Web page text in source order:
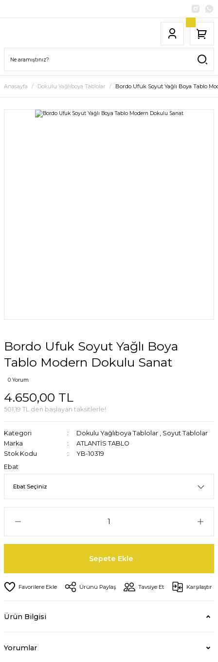
Anasayfa Dokulu Yağlıboya Tablolar Bordo Ufuk Soyut Yağlı Boya Tablo
Bordo Ufuk Soyut Yağlı Boya
Tablo Modern Dokulu Sanat
0 Yorum
4.650,00 TL
501,19 TL den başlayan taksitlerle!
Kategori Dokulu Yağlıboya Tablolar , Soyut Tablolar
Marka
ATLANTİS TABLO
Stok Kodu
YB-10319
Ebat
Sepete Ekle
Ürünü Paylaş Tavsiye Et Karşılaştır
Ürün Bilgisi
Yorumlar